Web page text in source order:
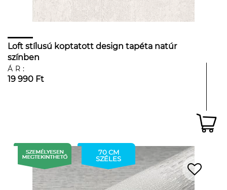
Loft stílusú koptatott design tapéta natúr
színben
ÁR:
19 990 Ft
70 CM
SZÉLES